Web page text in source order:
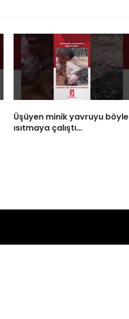
Üşüyen minik yavruyu böyle
ısıtmaya çalıştı…